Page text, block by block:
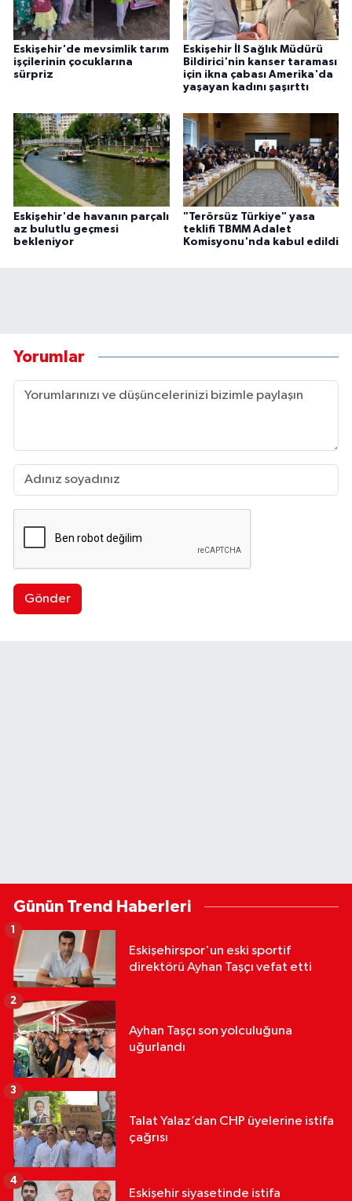
Eskişehir'de mevsimlik tarım
işçilerinin çocuklarına
sürpriz
Eskişehir İl Sağlık Müdürü
Bildirici'nin kanser taraması
için ikna çabası Amerika'da
yaşayan kadını şaşırttı
Eskişehir'de havanın parçalı
az bulutlu geçmesi
bekleniyor
"Terörsüz Türkiye" yasa
teklifi TBMM Adalet
Komisyonu'nda kabul edildi
Yorumlar
Gönder
Günün Trend Haberleri
Eskişehirspor'un eski sportif
direktörü Ayhan Taşçı vefat etti
1
Ayhan Taşçı son yolculuğuna
uğurlandı
2
Talat Yalaz’dan CHP üyelerine istifa
çağrısı
3
Eskişehir siyasetinde istifa
4